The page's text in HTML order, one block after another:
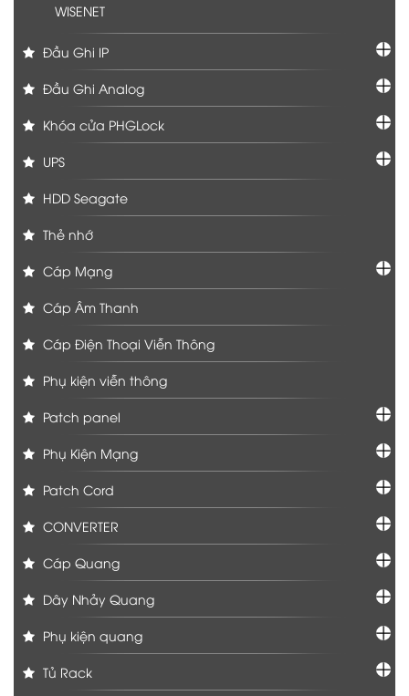
WISENET
Đầu Ghi IP
Đầu Ghi Analog
Khóa cửa PHGLock
UPS
HDD Seagate
Thẻ nhớ
Cáp Mạng
Cáp Âm Thanh
Cáp Điện Thoại Viễn Thông
Phụ kiện viễn thông
Patch panel
Phụ Kiện Mạng
Patch Cord
CONVERTER
Cáp Quang
Dây Nhảy Quang
Phụ kiện quang
Tủ Rack